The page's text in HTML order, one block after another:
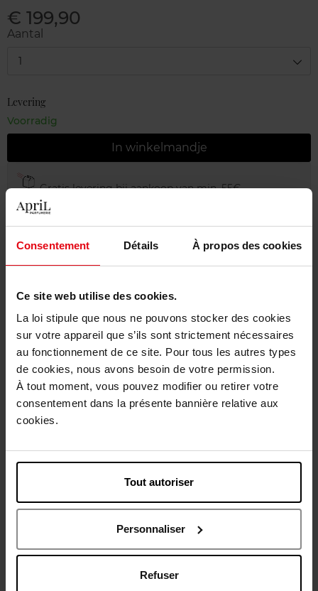
Consentement Détails À propos des cookies
Ce site web utilise des cookies.
La loi stipule que nous ne pouvons stocker des cookies
sur votre appareil que s’ils sont strictement nécessaires
au fonctionnement de ce site. Pour tous les autres types
de cookies, nous avons besoin de votre permission.
À tout moment, vous pouvez modifier ou retirer votre
consentement dans la présente bannière relative aux
cookies.
Tout autoriser
Personnaliser
Refuser
€ 199,90
Aantal
1
Levering
Voorradig
In winkelmandje
Gratis levering bij aankoop van min. 55€
Gratis retour in je winkelpunt
Beschrijving
Karakteristieken
Review
Nog iets vergeten ?